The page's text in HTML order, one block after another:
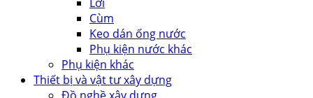
Lơi
Cùm
Keo dán ống nước
Phụ kiện nước khác
Phụ kiện khác
Thiết bị và vật tư xây dựng